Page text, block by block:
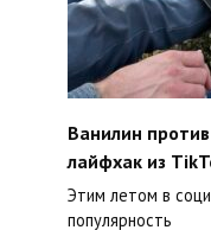
Ванилин
лайфхак из
Этим летом в
популярность